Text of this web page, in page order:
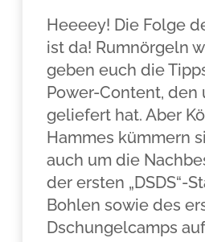
Heeeey! Die Folge
ist da! Rumnörgeln
geben euch die
Power-Content, den
geliefert hat. Aber
Hammes kümmern
auch um die
der ersten „DSDS“-
Bohlen sowie des
Dschungelcamps